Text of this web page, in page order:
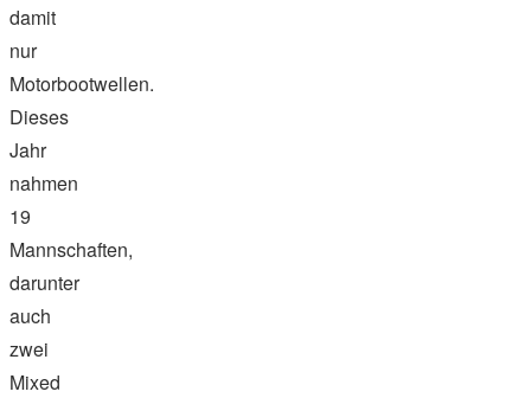
damit
nur
Motorbootwellen.
Dieses
Jahr
nahmen
19
Mannschaften,
darunter
auch
zwei
Mixed